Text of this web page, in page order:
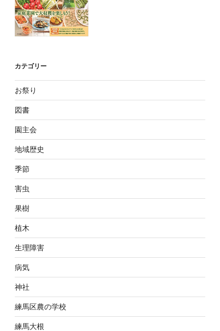
カテゴリー
お祭り
図書
園主会
地域歴史
季節
害虫
果樹
植木
生理障害
病気
神社
練馬区農の学校
練馬大根